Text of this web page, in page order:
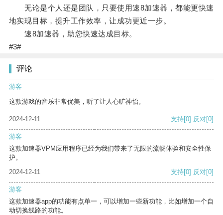
无论是个人还是团队，只要使用速8加速器，都能更快速
地实现目标，提升工作效率，让成功更近一步。
速8加速器，助您快速达成目标。
#3#
评论
游客
这款游戏的音乐非常优美，听了让人心旷神怡。
2024-12-11 支持[0] 反对[0]
游客
这款加速器VPM应用程序已经为我们带来了无限的流畅体验和安全性保
护。
2024-12-11
支持[0] 反对[0]
游客
这款加速器app的功能有点单一，可以增加一些新功能，比如增加一个自
动切换线路的功能。